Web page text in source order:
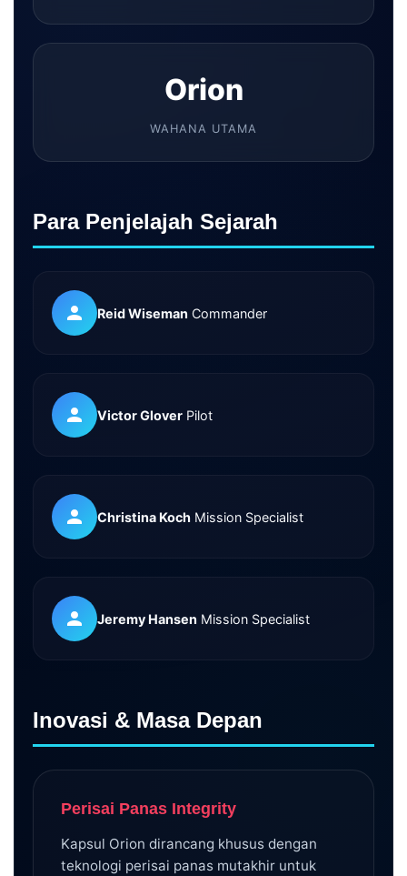
Orion
WAHANA UTAMA
Para Penjelajah Sejarah
Reid Wiseman Commander
Victor Glover Pilot
Christina Koch Mission Specialist
Jeremy Hansen Mission Specialist
Inovasi & Masa Depan
Perisai Panas Integrity
Kapsul Orion dirancang khusus dengan
teknologi perisai panas mutakhir untuk